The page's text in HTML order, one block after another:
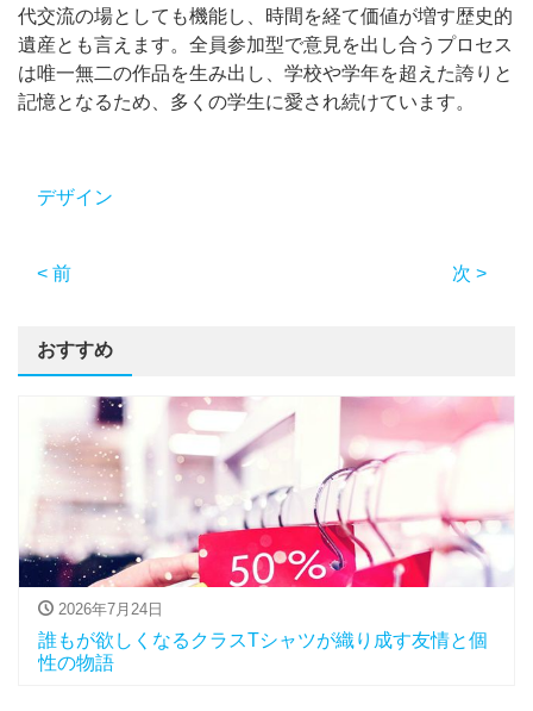
代交流の場としても機能し、時間を経て価値が増す歴史的
遺産とも言えます。全員参加型で意見を出し合うプロセス
は唯一無二の作品を生み出し、学校や学年を超えた誇りと
記憶となるため、多くの学生に愛され続けています。
デザイン
< 前 次 >
おすすめ
2026年7月24日
誰もが欲しくなるクラスTシャツが織り成す友情と個
性の物語